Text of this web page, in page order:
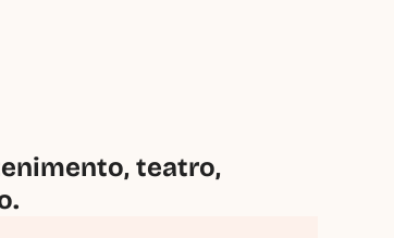
teatro,